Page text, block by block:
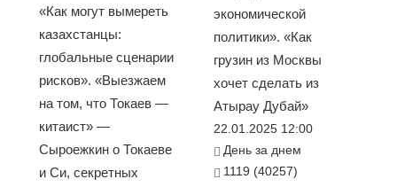
«Как могут вымереть
казахстанцы:
глобальные сценарии
рисков». «Выезжаем
на том, что Токаев —
китаист» —
Сыроежкин о Токаеве
и Си, секретных
экономической
политики». «Как
грузин из Москвы
хочет сделать из
Атырау Дубай»
22.01.2025 12:00
День за днем
1119 (40257)